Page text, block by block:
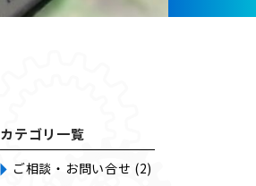
カテゴリ一覧
ご相談・お問い合せ (2)